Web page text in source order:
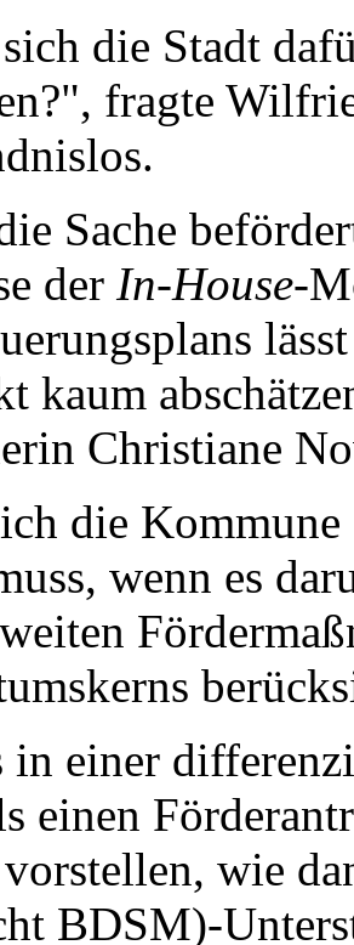
die Stadt
fragte
Sache
der In-House-
kaum
Christiane
die
wenn es
in einer
einen
wie
BDSM)-